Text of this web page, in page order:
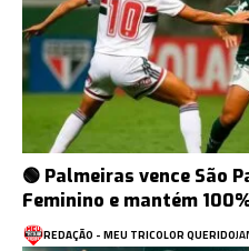
🟢 Palmeiras vence São
Feminino e mantém
REDAÇÃO - MEU TRICOLOR QUERIDO